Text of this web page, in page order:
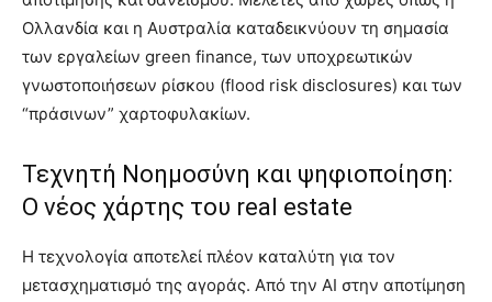
Ολλανδία και η Αυστραλία καταδεικνύουν τη σημασία
των εργαλείων green finance, των υποχρεωτικών
γνωστοποιήσεων ρίσκου (flood risk disclosures) και των
“πράσινων” χαρτοφυλακίων.
Τεχνητή Νοημοσύνη και ψηφιοποίηση:
Ο νέος χάρτης του real estate
Η τεχνολογία αποτελεί πλέον καταλύτη για τον
μετασχηματισμό της αγοράς. Από την ΑΙ στην αποτίμηση